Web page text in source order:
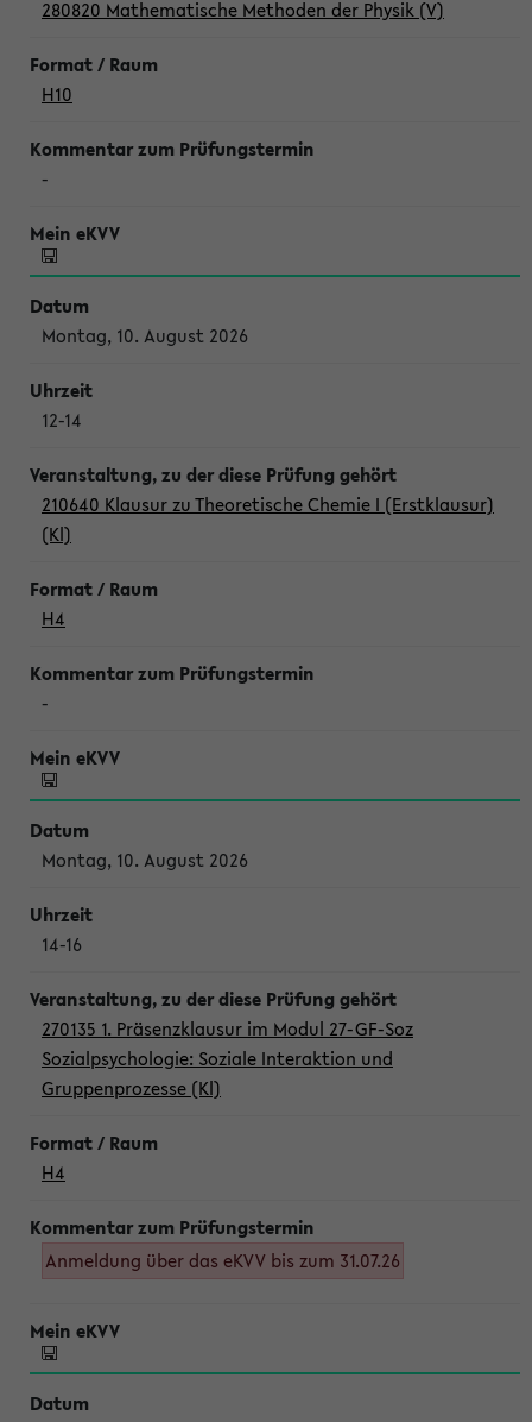
280820 Mathematische Methoden der Physik (V)
H10
-
Montag, 10. August 2026
12-14
210640 Klausur zu Theoretische Chemie I (Erstklausur)
(Kl)
H4
-
Montag, 10. August 2026
14-16
270135 1. Präsenzklausur im Modul 27-GF-Soz
Sozialpsychologie: Soziale Interaktion und
Gruppenprozesse (Kl)
H4
Anmeldung über das eKVV bis zum 31.07.26